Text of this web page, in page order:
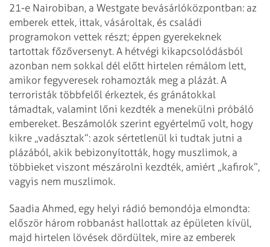
21-e Nairobiban, a Westgate bevásárlóközpontban: az
emberek ettek, ittak, vásároltak, és családi
programokon vettek részt; éppen gyerekeknek
tartottak főzőversenyt. A hétvégi kikapcsolódásból
azonban nem sokkal dél előtt hirtelen rémálom lett,
amikor fegyveresek rohamozták meg a plázát. A
terroristák többfelől érkeztek, és gránátokkal
támadtak, valamint lőni kezdték a menekülni próbáló
embereket. Beszámolók szerint egyértelmű volt, hogy
kikre „vadásztak”: azok sértetlenül ki tudtak jutni a
plázából, akik bebizonyították, hogy muszlimok, a
többieket viszont mészárolni kezdték, amiért „kafirok”,
vagyis nem muszlimok.
Saadia Ahmed, egy helyi rádió bemondója elmondta:
először három robbanást hallottak az épületen kívül,
majd hirtelen lövések dördültek, mire az emberek